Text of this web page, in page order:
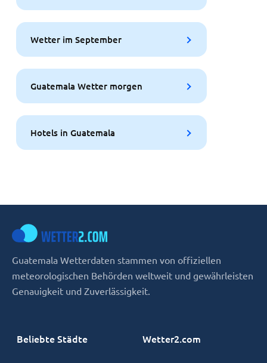
Wetter im September
Guatemala Wetter morgen
Hotels in Guatemala
Guatemala Wetterdaten stammen von offiziellen
meteorologischen Behörden weltweit und gewährleisten
Genauigkeit und Zuverlässigkeit.
Beliebte Städte Wetter2.com